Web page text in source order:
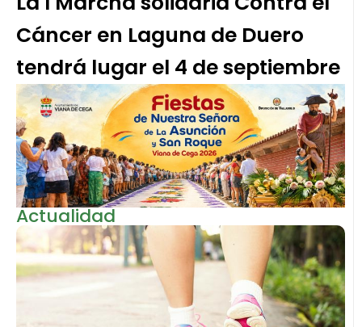
Cáncer en Laguna de Duero
tendrá lugar el 4 de septiembre
Actualidad